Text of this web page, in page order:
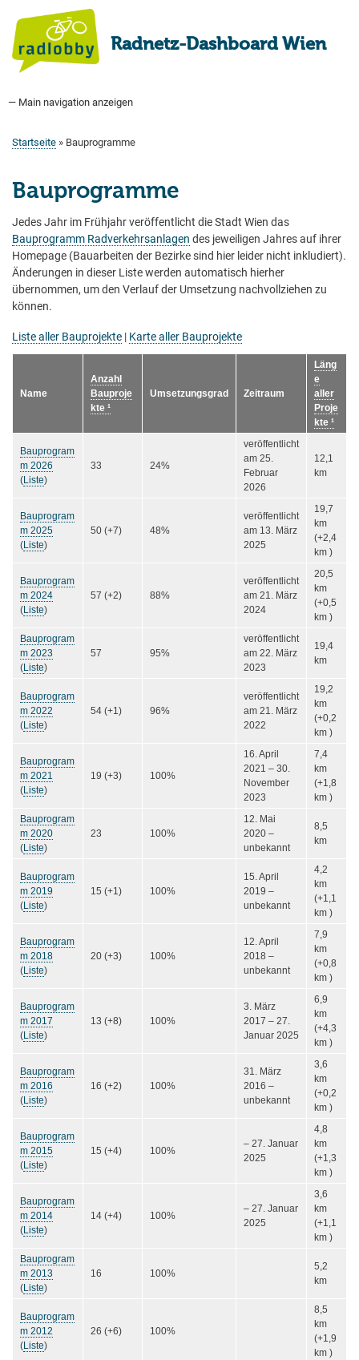
Inhalt
Radnetz-Dashboard Wien
Main
— Main navigation anzeigen
Startseite
Bauprogramm
Aktuell Geplant
Weitere Bauprojekte
Hauptradverkehrsnetz
Bezirke
Medienberichte
Tags
Über uns
Startseite Bauprogramme
Bauprogramme
Jedes Jahr im Frühjahr veröffentlicht die Stadt Wien das
Bauprogramm Radverkehrsanlagen des jeweiligen Jahres auf ihrer
Homepage (Bauarbeiten der Bezirke sind hier leider nicht inkludiert).
Änderungen in dieser Liste werden automatisch hierher
übernommen, um den Verlauf der Umsetzung nachvollziehen zu
können.
Liste aller Bauprojekte | Karte aller Bauprojekte
Name
Anzahl
Bauproje
kte ¹
Umsetzungsgrad Zeitraum
Läng
e
aller
Proje
kte ¹
Bauprogram
m 2026
(Liste)
33 24%
veröffentlicht
am 25.
Februar
2026
12,1
km
Bauprogram
m 2025
(Liste)
50 (+7) 48%
veröffentlicht
am 13. März
2025
19,7
km
(+2,4
km )
Bauprogram
m 2024
(Liste)
57 (+2) 88%
veröffentlicht
am 21. März
2024
20,5
km
(+0,5
km )
Bauprogram
m 2023
(Liste)
57 95%
veröffentlicht
am 22. März
2023
19,4
km
Bauprogram
m 2022
(Liste)
54 (+1) 96%
veröffentlicht
am 21. März
2022
19,2
km
(+0,2
km )
Bauprogram
m 2021
(Liste)
19 (+3) 100%
16. April
2021 – 30.
November
2023
7,4
km
(+1,8
km )
Bauprogram
m 2020
(Liste)
23 100%
12. Mai
2020 –
unbekannt
8,5
km
Bauprogram
m 2019
(Liste)
15 (+1) 100%
15. April
2019 –
unbekannt
4,2
km
(+1,1
km )
Bauprogram
m 2018
(Liste)
20 (+3) 100%
12. April
2018 –
unbekannt
7,9
km
(+0,8
km )
Bauprogram
m 2017
(Liste)
13 (+8) 100%
3. März
2017 – 27.
Januar 2025
6,9
km
(+4,3
km )
Bauprogram
m 2016
(Liste)
16 (+2) 100%
31. März
2016 –
unbekannt
3,6
km
(+0,2
km )
Bauprogram
m 2015
(Liste)
15 (+4) 100%
– 27. Januar
2025
4,8
km
(+1,3
km )
Bauprogram
m 2014
(Liste)
14 (+4) 100%
– 27. Januar
2025
3,6
km
(+1,1
km )
Bauprogram
m 2013
(Liste)
16 100%
5,2
km
Bauprogram
m 2012
(Liste)
26 (+6) 100%
8,5
km
(+1,9
km )